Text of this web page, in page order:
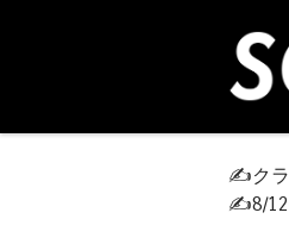
✍️クラ
✍️8/